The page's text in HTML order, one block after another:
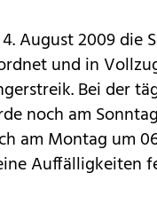
August 2009 die
und in
Bei der
noch am
am Montag um
Auffälligkeiten